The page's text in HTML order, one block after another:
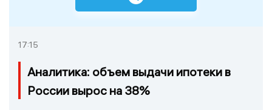
17:15
Аналитика: объем выдачи ипотеки в
России вырос на 38%